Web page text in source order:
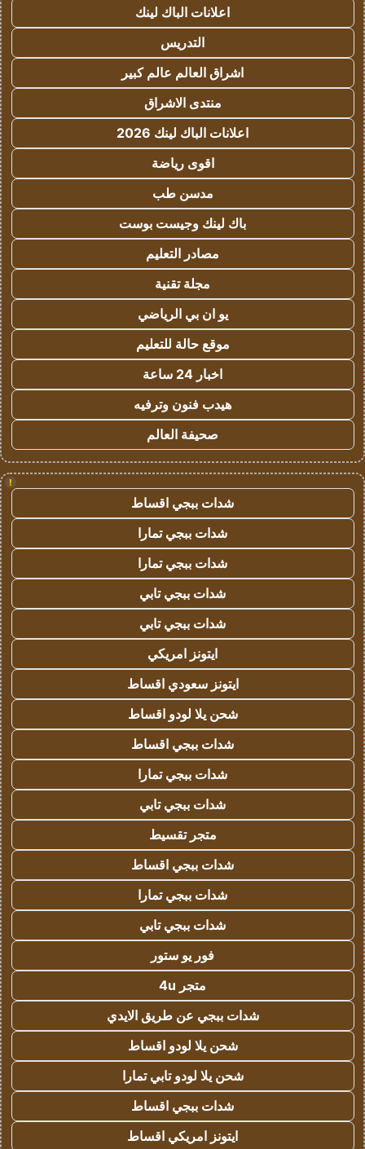
اعلانات الباك لينك
التدريس
اشراق العالم عالم كبير
منتدى الاشراق
اعلانات الباك لينك 2026
اقوى رياضة
مدسن طب
باك لينك وجيست بوست
مصادر التعليم
مجلة تقنية
يو ان بي الرياضي
موقع حالة للتعليم
اخبار 24 ساعة
هيدب فنون وترفيه
صحيفة العالم
!
شدات ببجي اقساط
شدات ببجي تمارا
شدات ببجي تمارا
شدات ببجي تابي
شدات ببجي تابي
ايتونز امريكي
ايتونز سعودي اقساط
شحن يلا لودو اقساط
شدات ببجي اقساط
شدات ببجي تمارا
شدات ببجي تابي
متجر تقسيط
شدات ببجي اقساط
شدات ببجي تمارا
شدات ببجي تابي
فور يو ستور
متجر 4u
شدات ببجي عن طريق الايدي
شحن يلا لودو اقساط
شحن يلا لودو تابي تمارا
شدات ببجي اقساط
ايتونز امريكي اقساط